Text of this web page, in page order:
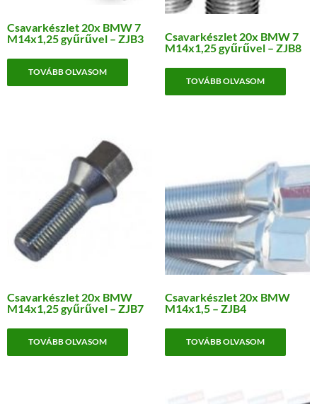
Csavarkészlet 20x BMW 7
M14x1,25 gyűrűvel – ZJB3
TOVÁBB OLVASOM
Csavarkészlet 20x BMW 7
M14x1,25 gyűrűvel – ZJB8
TOVÁBB OLVASOM
Csavarkészlet 20x BMW
M14x1,25 gyűrűvel – ZJB7
TOVÁBB OLVASOM
Csavarkészlet 20x BMW
M14x1,5 – ZJB4
TOVÁBB OLVASOM